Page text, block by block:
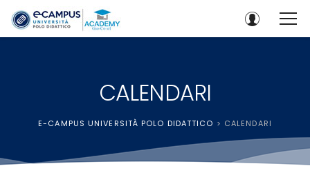
CALENDARI
E-CAMPUS UNIVERSITÀ POLO DIDATTICO > CALENDARI